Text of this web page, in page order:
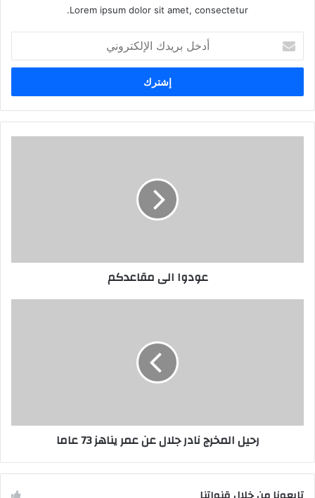
Lorem ipsum dolor sit amet, consectetur.
بريدك
الإلكتروني
عودوا الى مقاعدكم
رحيل المخرج نادر جلال عن عمر يناهز 73 عاما